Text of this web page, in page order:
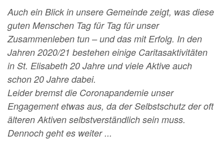
Auch ein Blick in unsere Gemeinde zeigt, was diese
guten Menschen Tag für Tag für unser
Zusammenleben tun – und das mit Erfolg. In den
Jahren 2020/21 bestehen einige Caritasaktivitäten
in St. Elisabeth 20 Jahre und viele Aktive auch
schon 20 Jahre dabei.
Leider bremst die Coronapandemie unser
Engagement etwas aus, da der Selbstschutz der oft
älteren Aktiven selbstverständlich sein muss.
Dennoch geht es weiter ...